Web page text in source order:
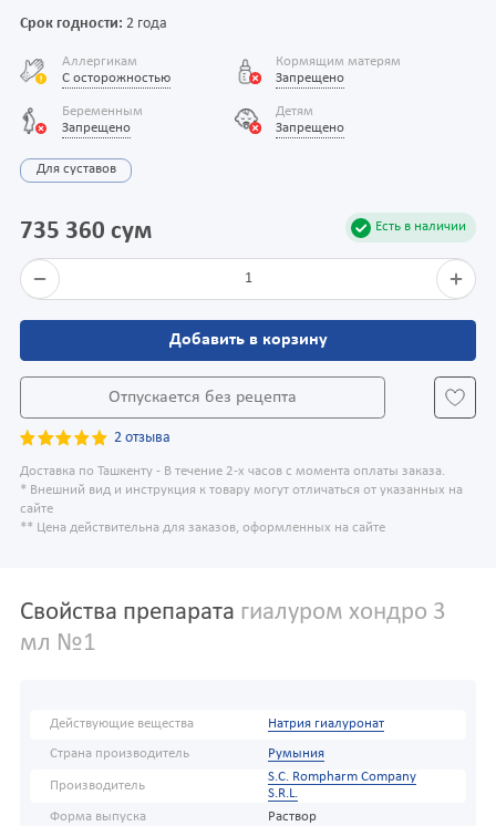
Срок годности: 2 года
Аллергикам
С осторожностью
Кормящим матерям
Запрещено
Беременным
Запрещено
Детям
Запрещено
Для суставов
Есть в наличии
735 360 сум
1
Добавить в корзину
Отпускается без рецепта
2 отзыва
Доставка по Ташкенту - В течение 2-х часов с момента оплаты заказа.
* Внешний вид и инструкция к товару могут отличаться от указанных на
сайте
** Цена действительна для заказов, оформленных на сайте
Свойства препарата гиалуром хондро 3
мл №1
Действующие вещества Натрия гиалуронат
Страна производитель Румыния
Производитель
S.C. Rompharm Company
S.R.L.
Форма выпуска
Раствор